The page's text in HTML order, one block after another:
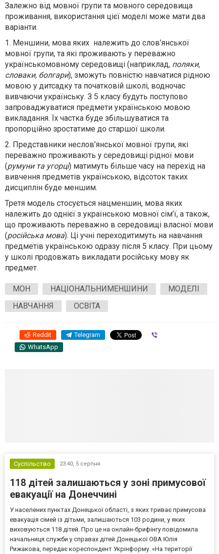
Залежно від мовної групи та мовного середовища
проживання, використання цієї моделі може мати два
варіанти.
1. Меншини, мова яких належить до слов’янської
мовної групи, та які проживають у переважно
українськомовному середовищі (наприклад, поляки,
словаки, болгари), зможуть повністю навчатися рідною
мовою у дитсадку та початковій школі, водночас
вивчаючи українську. З 5 класу будуть поступово
запроваджуватися предмети українською мовою
викладання. Їх частка буде збільшуватися та
пропорційно зростатиме до старшої школи.
2. Представники неслов’янської мовної групи, які
переважно проживають у середовищі рідної мови
(румуни та угорці) матимуть більше часу на перехід на
вивчення предметів українською, відсоток таких
дисциплін буде меншим.
Третя модель стосується нацменшин, мова яких
належить до однієї з українською мовної сім’ї, а також,
що проживають переважно в середовищі власної мови
(російська мова). Ці учні переходитимуть на навчання
предметів українською одразу після 5 класу. При цьому
у школі продовжать викладати російську мову як
предмет.
МОН НАЦІОНАЛЬНИМЕНШИНИ
МОДЕЛІ
НАВЧАННЯ
ОСВІТА
Reddit Telegram
WhatsApp
Суспільство 23:40, 5 серпня
118 дітей залишаються у зоні примусової
евакуації на Донеччині
У населених пунктах Донецької області, з яких триває примусова
евакуація сімей із дітьми, залишаються 103 родини, у яких
виховуються 118 дітей. Про це на онлайн-брифінгу повідомила
начальниця служби у справах дітей Донецької ОВА Юлія
Рижакова, передає кореспондент Укрінформу. «На території